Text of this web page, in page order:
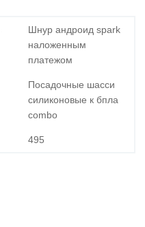
Шнур андроид spark
наложенным
платежом
Посадочные шасси
силиконовые к бпла
combo
495